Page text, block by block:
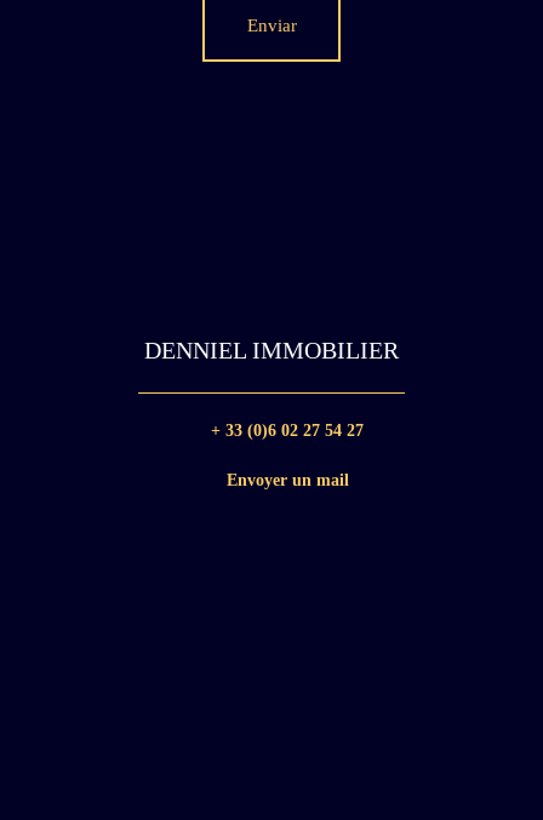
Enviar
DENNIEL IMMOBILIER
+ 33 (0)6 02 27 54 27
Envoyer un mail